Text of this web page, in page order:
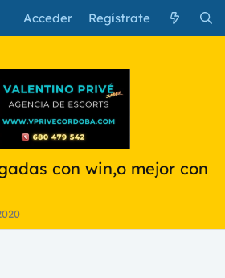
Acceder Regístrate
con win,o mejor con